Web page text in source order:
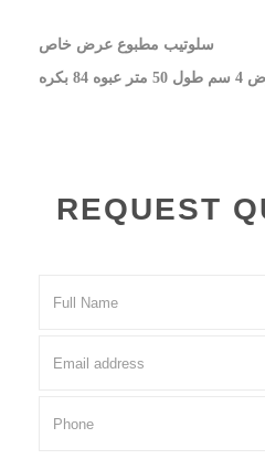
سلوتيب مطبوع عرض خاص
عبوه 84 بكره
REQUEST